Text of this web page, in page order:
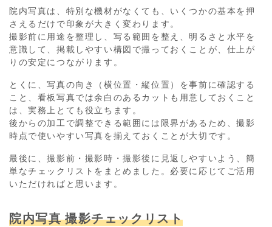
院内写真は、特別な機材がなくても、いくつかの基本を押
さえるだけで印象が大きく変わります。
撮影前に用途を整理し、写る範囲を整え、明るさと水平を
意識して、掲載しやすい構図で撮っておくことが、仕上が
りの安定につながります。
とくに、写真の向き（横位置・縦位置）を事前に確認する
こと、看板写真では余白のあるカットも用意しておくこと
は、実務上とても役立ちます。
後からの加工で調整できる範囲には限界があるため、撮影
時点で使いやすい写真を揃えておくことが大切です。
最後に、撮影前・撮影時・撮影後に見返しやすいよう、簡
単なチェックリストをまとめました。必要に応じてご活用
いただければと思います。
院内写真 撮影チェックリスト